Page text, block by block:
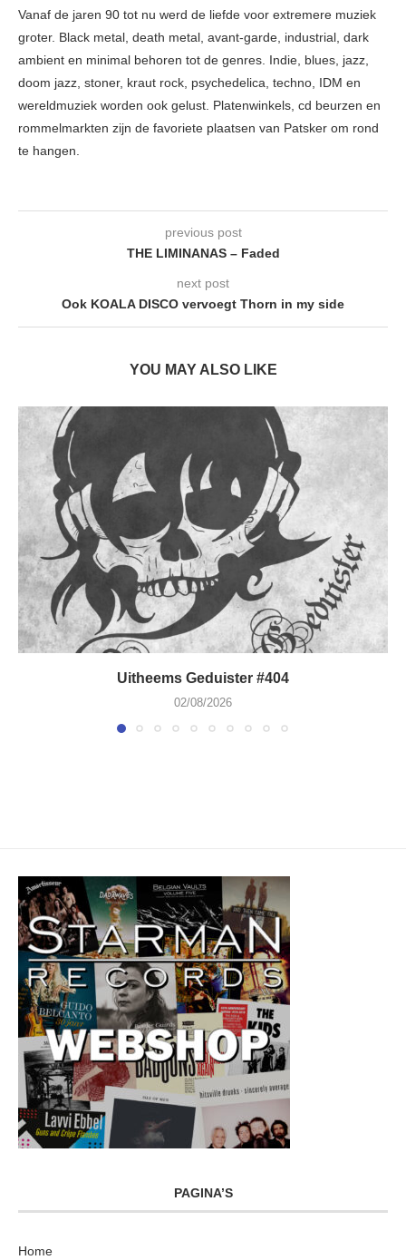
Vanaf de jaren 90 tot nu werd de liefde voor extremere muziek
groter. Black metal, death metal, avant-garde, industrial, dark
ambient en minimal behoren tot de genres. Indie, blues, jazz,
doom jazz, stoner, kraut rock, psychedelica, techno, IDM en
wereldmuziek worden ook gelust. Platenwinkels, cd beurzen en
rommelmarkten zijn de favoriete plaatsen van Patsker om rond
te hangen.
previous post
THE LIMINANAS – Faded
next post
Ook KOALA DISCO vervoegt Thorn in my side
YOU MAY ALSO LIKE
Uitheems Geduister #404
02/08/2026
PAGINA’S
Home